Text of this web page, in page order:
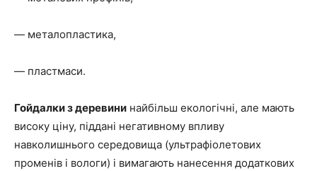
— металопластика,
— пластмаси.
Гойдалки з деревини найбільш екологічні, але мають
високу ціну, піддані негативному впливу
навколишнього середовища (ультрафіолетових
променів і вологи) і вимагають нанесення додаткових